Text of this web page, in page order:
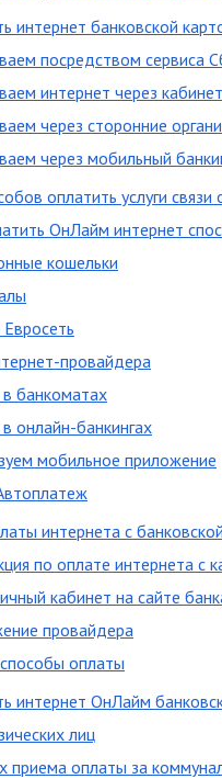
интернет банковской
посредством сервиса
интернет через
через сторонние
через мобильный
оплатить услуги
ОнЛайм интернет
кошельки
провайдера
банкоматах
онлайн-банкингах
мобильное приложение
интернета с
по оплате интернета с
кабинет на сайте
провайдера
оплаты
интернет ОнЛайм
лиц
приема оплаты за